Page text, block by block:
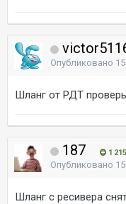
Опубликовано
Шланг от РДТ
187 1 215
Опубликовано
Шланг с ресивера